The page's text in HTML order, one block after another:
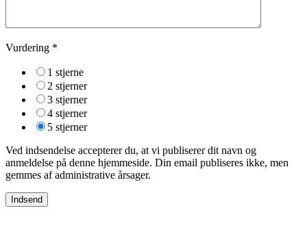
Vurdering *
1 stjerne
2 stjerner
3 stjerner
4 stjerner
5 stjerner
Ved indsendelse accepterer du, at vi publiserer dit navn og
anmeldelse på denne hjemmeside. Din email publiseres ikke, men
gemmes af administrative årsager.